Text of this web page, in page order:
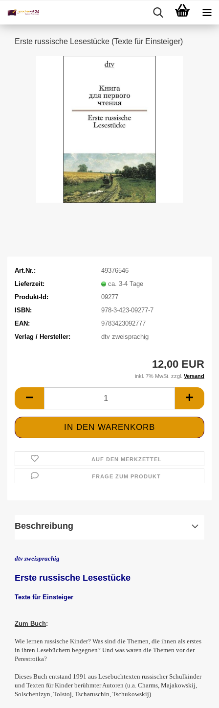
Erste russische Lesestücke (Texte für Einsteiger)
Art.Nr.:
49376546
Lieferzeit:
ca. 3-4 Tage
Produkt-Id:
09277
ISBN:
978-3-423-09277-7
EAN:
9783423092777
Verlag / Hersteller:
dtv zweisprachig
12,00 EUR
inkl. 7% MwSt. zzgl. Versand
AUF DEN MERKZETTEL
FRAGE ZUM PRODUKT
Beschreibung
dtv zweisprachig
Erste russische Lesestücke
Texte für Einsteiger
Zum Buch:
Wie lernen russische Kinder? Was sind die Themen, die ihnen als erstes
in ihren Lesebüchern begegnen? Und was waren die Themen vor der
Perestroika?
Dieses Buch entstand 1991 aus Lesebuchtexten russischer Schulkinder
und Texten für Kinder berühmter Autoren (u.a. Charms, Majakowskij,
Solschenizyn, Tolstoj, Tscharuschin, Tschukowskij).